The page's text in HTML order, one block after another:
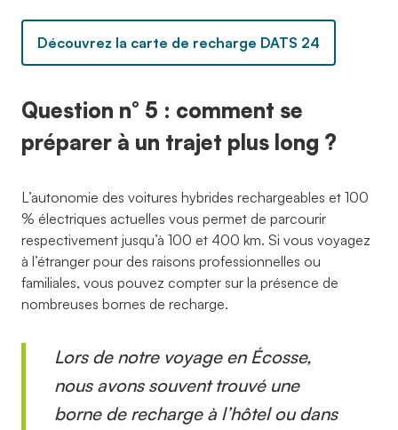
Découvrez la carte de recharge DATS 24
Question n° 5 : comment se
préparer à un trajet plus long ?
L’autonomie des voitures hybrides rechargeables et 100
% électriques actuelles vous permet de parcourir
respectivement jusqu’à 100 et 400 km. Si vous voyagez
à l’étranger pour des raisons professionnelles ou
familiales, vous pouvez compter sur la présence de
nombreuses bornes de recharge.
Lors de notre voyage en Écosse,
nous avons souvent trouvé une
borne de recharge à l’hôtel ou dans